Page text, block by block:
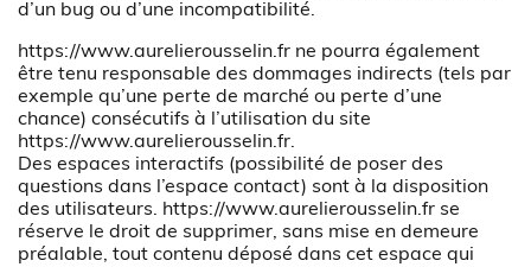
d’un bug ou d’une incompatibilité.
https://www.aurelierousselin.fr ne pourra également
être tenu responsable des dommages indirects (tels par
exemple qu’une perte de marché ou perte d’une
chance) consécutifs à l’utilisation du site
https://www.aurelierousselin.fr.
Des espaces interactifs (possibilité de poser des
questions dans l’espace contact) sont à la disposition
des utilisateurs. https://www.aurelierousselin.fr se
réserve le droit de supprimer, sans mise en demeure
préalable, tout contenu déposé dans cet espace qui